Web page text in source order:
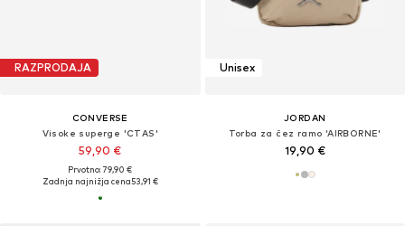
RAZPRODAJA
CONVERSE
Visoke superge 'CTAS'
59,90 €
Prvotno: 79,90 €
Zadnja najnižja cena53,91 €
Unisex
JORDAN
Torba za čez ramo 'AIRBORNE'
19,90 €